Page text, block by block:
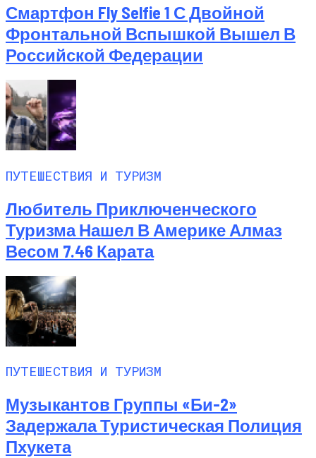
Смартфон Fly Selfie 1 С Двойной
Фронтальной Вспышкой Вышел В
Российской Федерации
ПУТЕШЕСТВИЯ И ТУРИЗМ
Любитель Приключенческого
Туризма Нашел В Америке Алмаз
Весом 7.46 Карата
ПУТЕШЕСТВИЯ И ТУРИЗМ
Музыкантов Группы «Би-2»
Задержала Туристическая Полиция
Пхукета